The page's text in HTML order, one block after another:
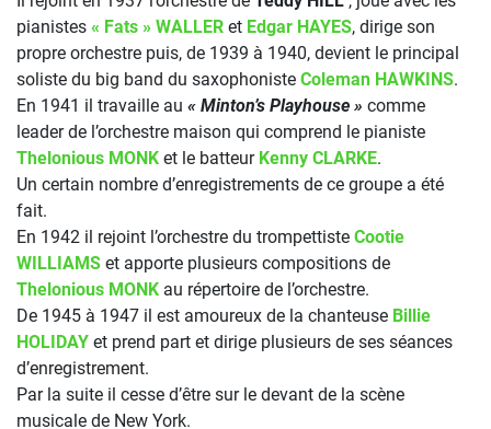
pianistes « Fats » WALLER et Edgar HAYES, dirige son
propre orchestre puis, de 1939 à 1940, devient le principal
soliste du big band du saxophoniste Coleman HAWKINS.
En 1941 il travaille au « Minton’s Playhouse » comme
leader de l’orchestre maison qui comprend le pianiste
Thelonious MONK et le batteur Kenny CLARKE.
Un certain nombre d’enregistrements de ce groupe a été
fait.
En 1942 il rejoint l’orchestre du trompettiste Cootie
WILLIAMS et apporte plusieurs compositions de
Thelonious MONK au répertoire de l’orchestre.
De 1945 à 1947 il est amoureux de la chanteuse Billie
HOLIDAY et prend part et dirige plusieurs de ses séances
d’enregistrement.
Par la suite il cesse d’être sur le devant de la scène
musicale de New York.